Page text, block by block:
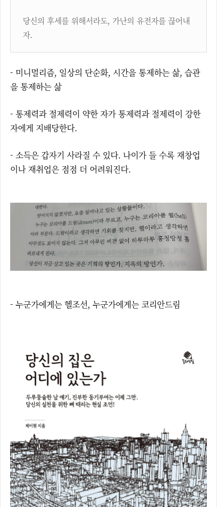
당신의 후세를 위해서라도, 가난의 유전자를 끊어내
자.
- 미니멀리즘, 일상의 단순화, 시간을 통제하는 삶, 습관
을 통제하는 삶
- 통제력과 절제력이 약한 자가 통제력과 절제력이 강한
자에게 지배당한다.
- 소득은 갑자기 사라질 수 있다. 나이가 들 수록 재창업
이나 재취업은 점점 더 어려워진다.
- 누군가에게는 헬조선, 누군가에게는 코리안드림